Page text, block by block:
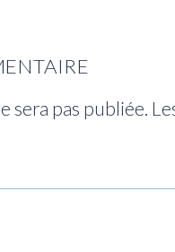
sera pas publiée.